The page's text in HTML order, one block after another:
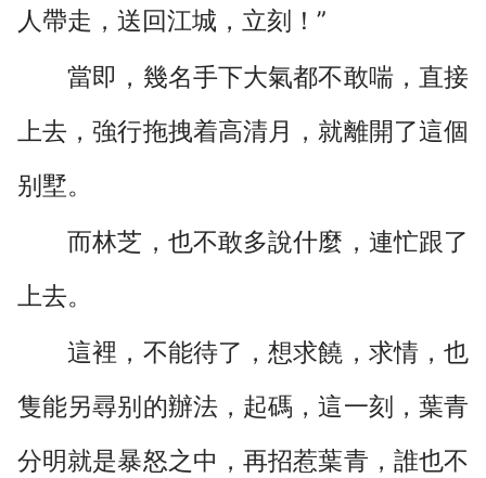
人帶走，送回江城，立刻！”
當即，幾名手下大氣都不敢喘，直接
上去，強行拖拽着高清月，就離開了這個
别墅。
而林芝，也不敢多說什麼，連忙跟了
上去。
這裡，不能待了，想求饒，求情，也
隻能另尋别的辦法，起碼，這一刻，葉青
分明就是暴怒之中，再招惹葉青，誰也不